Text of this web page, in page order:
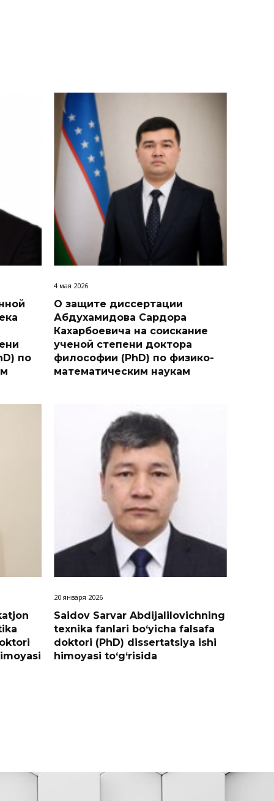
по
4 мая 2026
О защите диссертации
Абдухамидова Сардора
Кахарбоевича на соискание
ученой степени доктора
философии (PhD) по физико-
математическим наукам
20 января 2026
Saidov Sarvar Abdijalilovichning
texnika fanlari bo‘yicha falsafa
doktori (PhD) dissertatsiya ishi
himoyasi to‘g‘risida